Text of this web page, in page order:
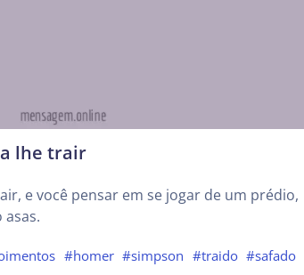
lhe trair
e você pensar em se jogar de um prédio,
#homer #simpson #traido #safado